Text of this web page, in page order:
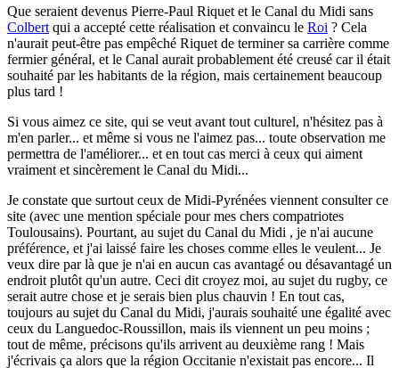
Que seraient devenus Pierre-Paul Riquet et le Canal du Midi sans
Colbert qui a accepté cette réalisation et convaincu le Roi ? Cela
n'aurait peut-être pas empêché Riquet de terminer sa carrière comme
fermier général, et le Canal aurait probablement été creusé car il était
souhaité par les habitants de la région, mais certainement beaucoup
plus tard !
Si vous aimez ce site, qui se veut avant tout culturel, n'hésitez pas à
m'en parler... et même si vous ne l'aimez pas... toute observation me
permettra de l'améliorer... et en tout cas merci à ceux qui aiment
vraiment et sincèrement le Canal du Midi...
Je constate que surtout ceux de Midi-Pyrénées viennent consulter ce
site (avec une mention spéciale pour mes chers compatriotes
Toulousains). Pourtant, au sujet du Canal du Midi , je n'ai aucune
préférence, et j'ai laissé faire les choses comme elles le veulent... Je
veux dire par là que je n'ai en aucun cas avantagé ou désavantagé un
endroit plutôt qu'un autre. Ceci dit croyez moi, au sujet du rugby, ce
serait autre chose et je serais bien plus chauvin ! En tout cas,
toujours au sujet du Canal du Midi, j'aurais souhaité une égalité avec
ceux du Languedoc-Roussillon, mais ils viennent un peu moins ;
tout de même, précisons qu'ils arrivent au deuxième rang ! Mais
j'écrivais ça alors que la région Occitanie n'existait pas encore... Il